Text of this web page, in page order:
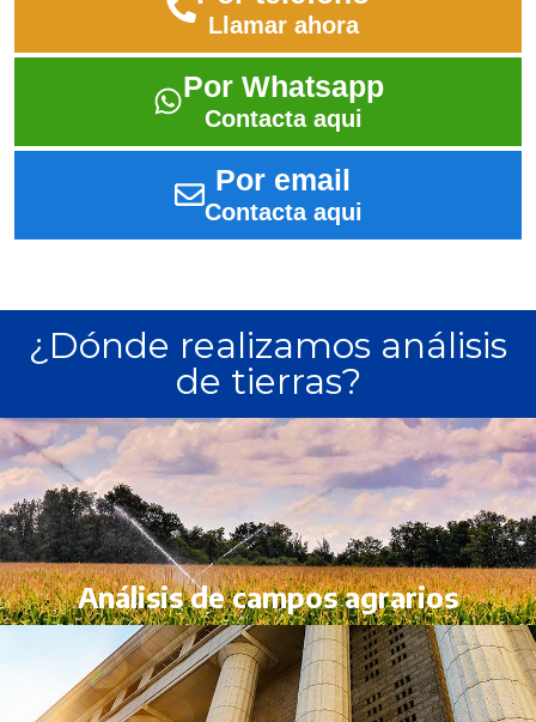
Llamar ahora
Por Whatsapp
Contacta aqui
Por email
Contacta aqui
¿Dónde realizamos análisis
de tierras?
Análisis de campos agrarios